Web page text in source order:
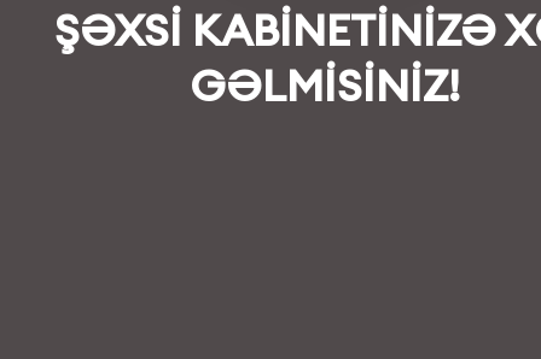
ŞƏXSİ KABİNETİNİZƏ
GƏLMİSİNİZ!